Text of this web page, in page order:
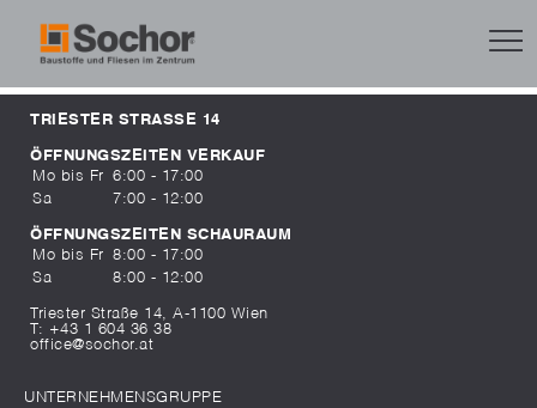
TRIESTER STRASSE 14
ÖFFNUNGSZEITEN VERKAUF
Mo bis Fr
6:00 - 17:00
Sa
7:00 - 12:00
ÖFFNUNGSZEITEN SCHAURAUM
Mo bis Fr
8:00 - 17:00
Sa
8:00 - 12:00
Triester Straße 14, A-1100 Wien
T: +43 1 604 36 38
office@sochor.at
UNTERNEHMENSGRUPPE